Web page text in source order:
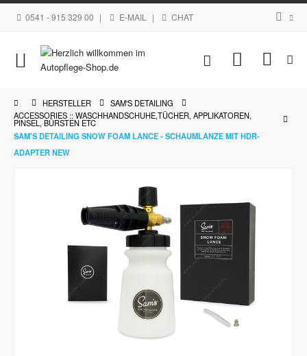
0541 - 915 329 00 | E-MAIL | CHAT
Navigation
umschalten
Mein
HERSTELLER
SAM'S DETAILING
ACCESSORIES :: WASCHHANDSCHUHE,TÜCHER, APPLIKATOREN,
PINSEL, BÜRSTEN ETC
SAM'S DETAILING SNOW FOAM LANCE - SCHAUMLANZE MIT HDR-
ADAPTER NEW